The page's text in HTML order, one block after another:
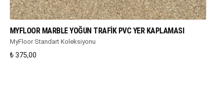
WHATSAPP DESTEK
MYFLOOR MARBLE YOĞUN TRAFIK PVC YER KAPLAMASI
MyFloor Standart Koleksiyonu
₺ 375,00